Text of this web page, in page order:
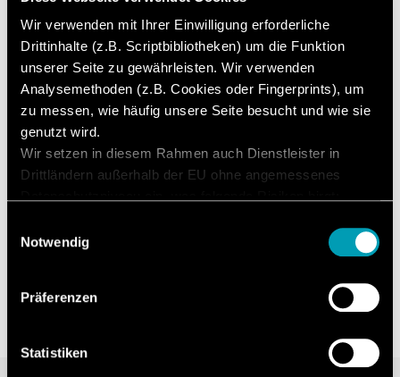
Wir verwenden mit Ihrer Einwilligung erforderliche
Drittinhalte (z.B. Scriptbibliotheken) um die Funktion
unserer Seite zu gewährleisten. Wir verwenden
Analysemethoden (z.B. Cookies oder Fingerprints), um
zu messen, wie häufig unsere Seite besucht und wie sie
genutzt wird.
Wir setzen in diesem Rahmen auch Dienstleister in
Drittländern außerhalb der EU ohne angemessenes
Betroffenenrechte, keine Rechtsmittel, Kontrollverlust.
Einwilligung mit Wirkung für die Zukunft widerrufen. Mehr
Datenschutzerklärung.
Notwendig
Präferenzen
Statistiken
continue to be
important.
Articles and reports on current developments and
technological innovations. For even more efficiency!